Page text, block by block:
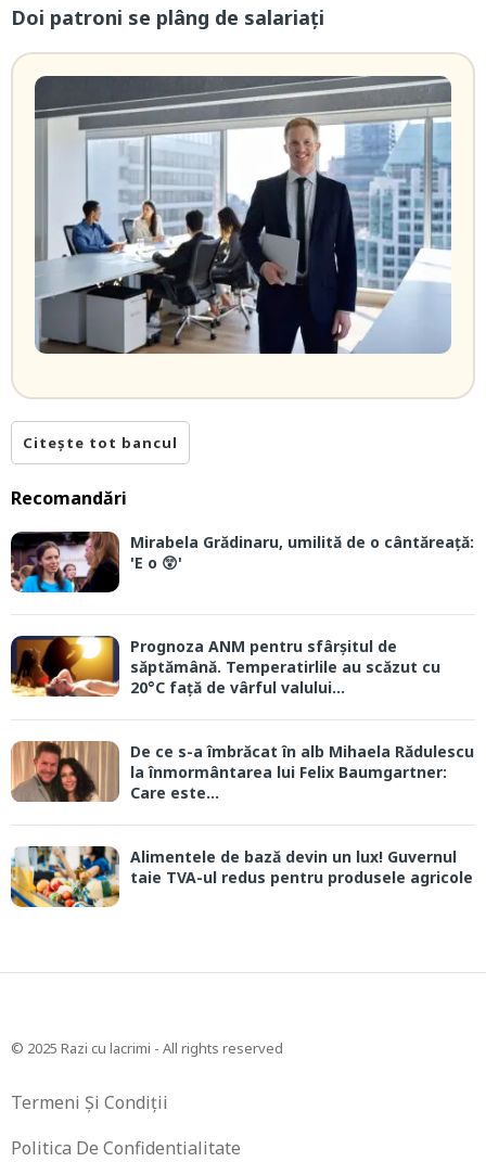
Doi patroni se plâng de salariați
Citește tot bancul
Recomandări
Mirabela Grădinaru, umilită de o cântăreață:
'E o 😲'
Prognoza ANM pentru sfârșitul de
săptămână. Temperatirlile au scăzut cu
20°C față de vârful valului...
De ce s-a îmbrăcat în alb Mihaela Rădulescu
la înmormântarea lui Felix Baumgartner:
Care este...
Alimentele de bază devin un lux! Guvernul
taie TVA-ul redus pentru produsele agricole
© 2025 Razi cu lacrimi - All rights reserved
Termeni Și Condiții
Politica De Confidentialitate